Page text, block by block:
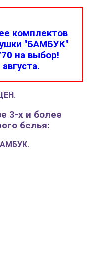
комплектов
"БАМБУК"
на выбор!
3-х и более
белья: